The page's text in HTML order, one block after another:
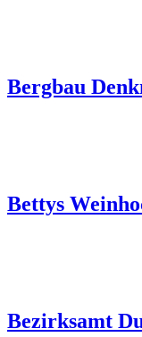
Bergbau
Bettys
Bezirksamt